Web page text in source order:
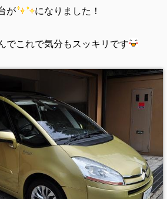
が になりました！
でこれで気分もスッキリです